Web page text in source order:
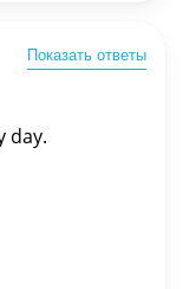
Показать ответы
day.